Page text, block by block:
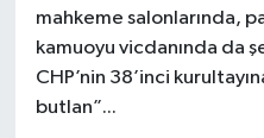
mahkeme salonlarında,
kamuoyu vicdanında da
CHP’nin 38’inci
butlan”...